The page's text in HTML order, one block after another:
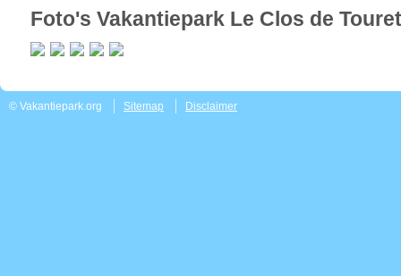
Foto's Vakantiepark Le Clos de
© Vakantiepark.org Sitemap Disclaimer